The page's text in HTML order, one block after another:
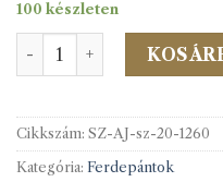
100 készleten
SZATÉN f.pánt 20 mm
Cikkszám: SZ-AJ-sz-20-1260
Kategória: Ferdepántok